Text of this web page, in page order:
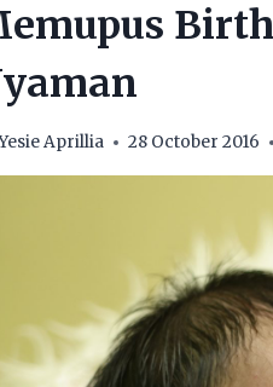
Aprillia 28 October 2016